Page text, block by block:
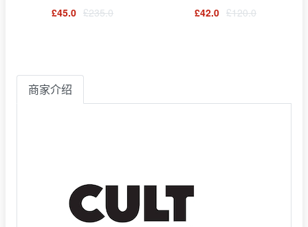
£45.0 £235.0
£42.0 £120.0
商家介绍